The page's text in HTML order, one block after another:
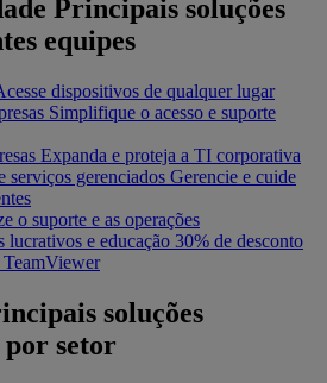
Principais soluções
equipes
dispositivos de qualquer lugar
Simplifique o acesso e suporte
Expanda e proteja a TI corporativa
serviços gerenciados Gerencie e cuide
o suporte e as operações
lucrativos e educação 30% de desconto
soluções
por setor